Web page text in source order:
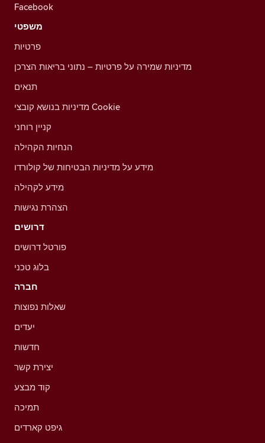
Facebook
משפטי
פרטיות
מדיניות שמירה על פרטיות – נתוני בריאות הצרכן
תנאים
מדיניות בנושא קובצי Cookie
קניין רוחני
הנחיות הקהילה
מידע על מדיניות הבטיחות של קולורדו
מידע לקהילה
הצהרת נגישות
דרושים
פורטל דרושים
בלוג טכני
חברה
שאלות נפוצות
יעדים
חדשות
יצירת קשר
קוד מבצע
תמיכה
גיפט קארדים